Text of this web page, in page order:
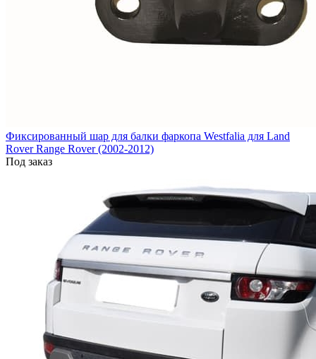
Фиксированный шар для балки фаркопа Westfalia для Land
Rover Range Rover (2002-2012)
Под заказ